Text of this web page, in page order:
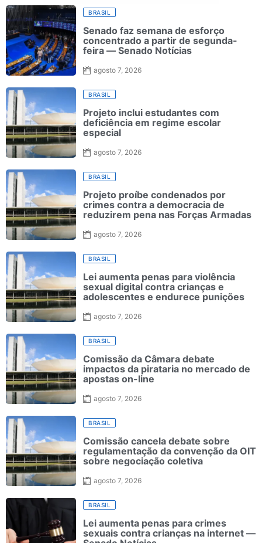
BRASIL
Senado faz semana de esforço
concentrado a partir de segunda-
feira — Senado Notícias
agosto 7, 2026
BRASIL
Projeto inclui estudantes com
deficiência em regime escolar
especial
agosto 7, 2026
BRASIL
Projeto proíbe condenados por
crimes contra a democracia de
reduzirem pena nas Forças Armadas
agosto 7, 2026
BRASIL
Lei aumenta penas para violência
sexual digital contra crianças e
adolescentes e endurece punições
agosto 7, 2026
BRASIL
Comissão da Câmara debate
impactos da pirataria no mercado de
apostas on-line
agosto 7, 2026
BRASIL
Comissão cancela debate sobre
regulamentação da convenção da OIT
sobre negociação coletiva
agosto 7, 2026
BRASIL
Lei aumenta penas para crimes
sexuais contra crianças na internet —